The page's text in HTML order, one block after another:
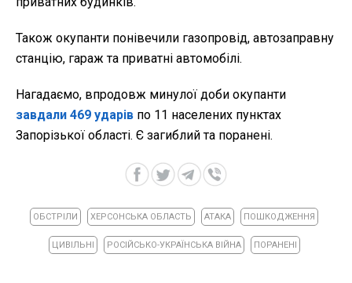
Також окупанти понівечили газопровід, автозаправну
станцію, гараж та приватні автомобілі.
Нагадаємо, впродовж минулої доби окупанти
завдали 469 ударів по 11 населених пунктах
Запорізької області. Є загиблий та поранені.
ОБСТРІЛИ ХЕРСОНСЬКА ОБЛАСТЬ АТАКА ПОШКОДЖЕННЯ
ЦИВІЛЬНІ РОСІЙСЬКО-УКРАЇНСЬКА ВІЙНА ПОРАНЕНІ